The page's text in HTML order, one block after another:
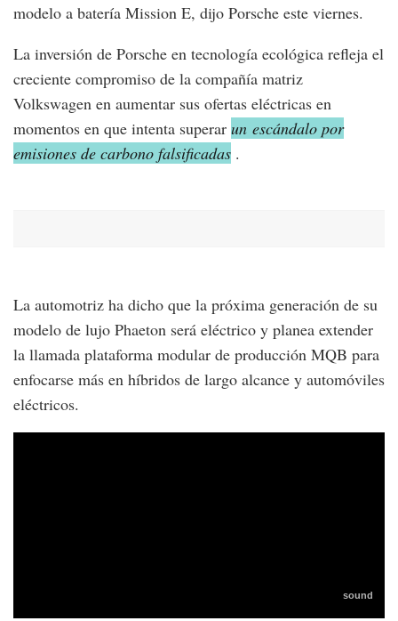
modelo a batería Mission E, dijo Porsche este viernes.
La inversión de Porsche en tecnología ecológica refleja el
creciente compromiso de la compañía matriz
Volkswagen en aumentar sus ofertas eléctricas en
momentos en que intenta superar un escándalo por
emisiones de carbono falsificadas .
La automotriz ha dicho que la próxima generación de su
modelo de lujo Phaeton será eléctrico y planea extender
la llamada plataforma modular de producción MQB para
enfocarse más en híbridos de largo alcance y automóviles
eléctricos.